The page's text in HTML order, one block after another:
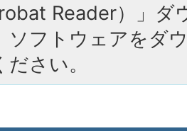
Reader）」ダ
ソフトウェアをダ
さい。